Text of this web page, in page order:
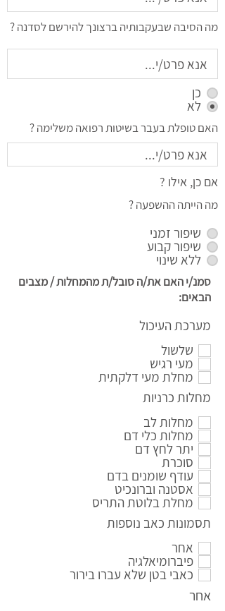
מה הסיבה שבעקבותיה ברצונך להירשם לסדנה ?
כן
לא
האם טופלת בעבר בשיטות רפואה משלימה ?
אם כן, אילו ?
מה הייתה ההשפעה ?
שיפור זמני
שיפור קבוע
ללא שינוי
סמנ/י האם את/ה סובל/ת מהמחלות / מצבים
הבאים:
מערכת העיכול
שלשול
מעי רגיש
מחלת מעי דלקתית
מחלות כרניות
מחלות לב
מחלות כלי דם
יתר לחץ דם
סוכרת
עודף שומנים בדם
אסטנה וברונכיט
מחלת בלוטת התריס
תסמונות כאב נוספות
אחר
פיברומיאלגיה
כאבי בטן שלא עברו בירור
אחר